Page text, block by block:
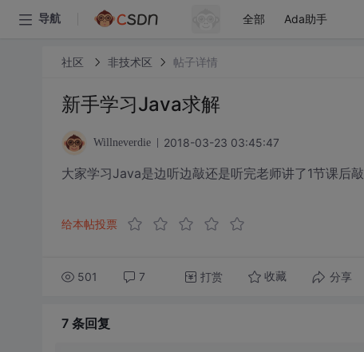
导航 全部 Ada助手
社区 非技术区 帖子详情
新手学习Java求解
Willneverdie 2018-03-23 03:45:47
大家学习Java是边听边敲还是听完老师讲了1节课后敲
给本帖投票
501 7 打赏 收藏 分享
7 条回复